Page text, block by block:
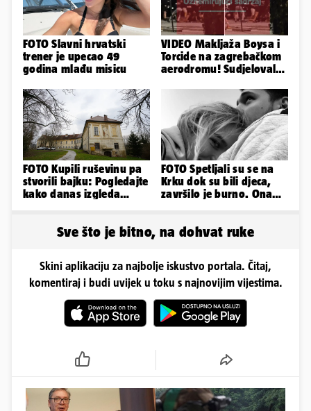
FOTO Slavni hrvatski
trener je upecao 49
godina mlađu misicu
VIDEO Makljaža Boysa i
Torcide na zagrebačkom
aerodromu! Sudjelovalo
FOTO Kupili ruševinu pa
stvorili bajku: Pogledajte
kako danas izgleda
FOTO Spetljali su se na
Krku dok su bili djeca,
završilo je burno. Ona
Sve što je bitno, na dohvat ruke
Skini aplikaciju za najbolje iskustvo portala. Čitaj,
komentiraj i budi uvijek u toku s najnovijim vijestima.